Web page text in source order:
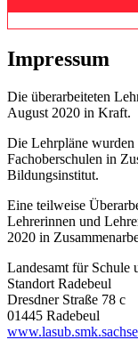
Impressum
Die überarbeiteten
August 2020 in Kraft.
Die Lehrpläne wurden
Fachoberschulen in
Bildungsinstitut.
Eine teilweise
Lehrerinnen und
2020 in
Landesamt für Schule
Standort Radebeul
Dresdner Straße 78 c
01445 Radebeul